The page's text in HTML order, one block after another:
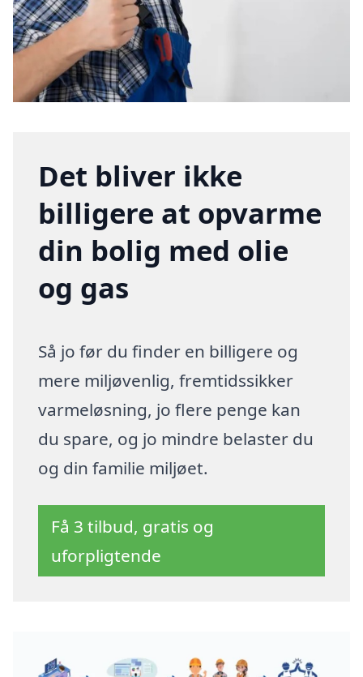
Det bliver ikke
billigere at opvarme
din bolig med olie
og gas
Så jo før du finder en billigere og
mere miljøvenlig, fremtidssikker
varmeløsning, jo flere penge kan
du spare, og jo mindre belaster du
og din familie miljøet.
Få 3 tilbud, gratis og
uforpligtende